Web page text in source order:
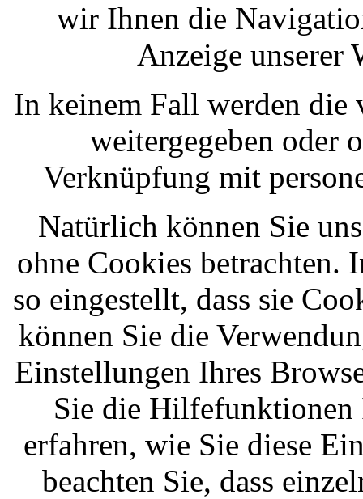
wir Ihnen die
Anzeige unserer
In keinem Fall werden die
weitergegeben oder
Verknüpfung mit
Natürlich können Sie
ohne Cookies betrachten.
so eingestellt, dass sie
können Sie die
Einstellungen Ihres
Sie die Hilfefunktionen
erfahren, wie Sie diese
beachten Sie, dass